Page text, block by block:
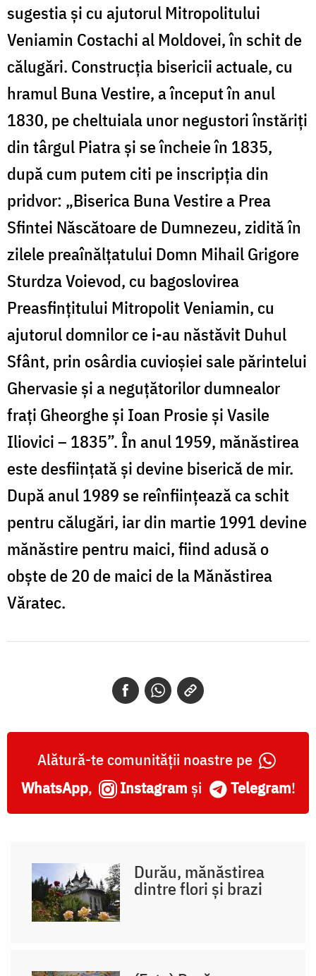
sugestia și cu ajutorul Mitropolitului
Veniamin Costachi al Moldovei, în schit de
călugări. Construcția bisericii actuale, cu
hramul Buna Vestire, a început în anul
1830, pe cheltuiala unor negustori înstăriți
din târgul Piatra și se încheie în 1835,
după cum putem citi pe inscripția din
pridvor: „Biserica Buna Vestire a Prea
Sfintei Născătoare de Dumnezeu, zidită în
zilele preaînălțatului Domn Mihail Grigore
Sturdza Voievod, cu bagoslovirea
Preasfințitului Mitropolit Veniamin, cu
ajutorul domnilor ce i-au năstăvit Duhul
Sfânt, prin osârdia cuvioșiei sale părintelui
Ghervasie și a neguțătorilor dumnealor
frați Gheorghe și Ioan Prosie și Vasile
Iliovici – 1835”. În anul 1959, mănăstirea
este desființată și devine biserică de mir.
După anul 1989 se reînființează ca schit
pentru călugări, iar din martie 1991 devine
mănăstire pentru maici, fiind adusă o
obște de 20 de maici de la Mănăstirea
Văratec.
Alătură-te comunității noastre pe
WhatsApp, Instagram și Telegram!
Durău, mănăstirea
dintre flori și brazi